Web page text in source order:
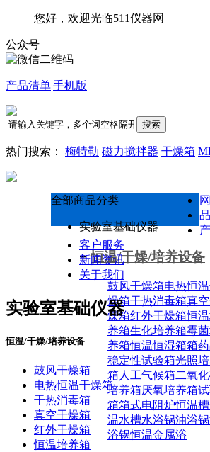
您好，欢迎光临511仪器网
公众号
产品清单|手机版|
搜索
热门搜索： 梅特勒 磁力搅拌器 干燥箱
全部商品分类
实验室基础仪器
+恒温/干燥/培养设备
鼓风干燥箱电热恒
燥箱干热消毒箱真
燥箱红外干燥箱恒
养箱生化培养箱霉
养箱恒温恒湿箱箱
稳定性试验箱光照
箱人工气候箱二氧
培养箱厌氧培养箱
箱箱式电阻炉恒温槽
温水槽水浴锅油浴锅
浴锅恒温金属浴
客户服务
新闻资讯
关于我们
实验室基础仪器
恒温/干燥/培养设备
鼓风干燥箱
电热恒温干燥箱
干热消毒箱
真空干燥箱
红外干燥箱
恒温培养箱